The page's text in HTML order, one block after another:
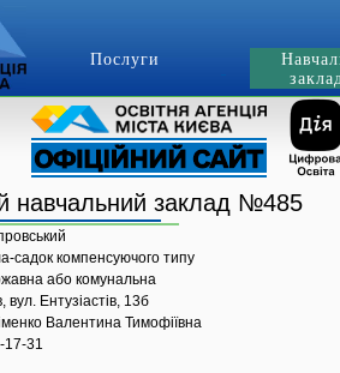
Послуги
навчальний заклад №485
садок компенсуючого типу
або комунальна
вул. Ентузіастів, 13б
Валентина Тимофіївна
17-31